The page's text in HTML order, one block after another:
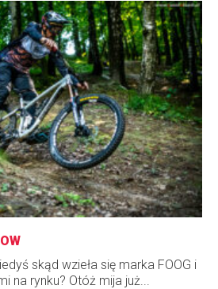
skąd wzieła się marka FOOG i
na rynku? Otóż mija już...